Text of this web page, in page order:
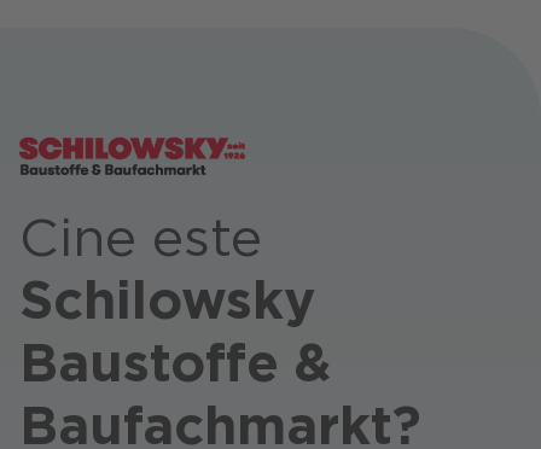
Sustenabilitate CANCOM Austria
Cine este
Schilowsky
Baustoffe &
Baufachmarkt?